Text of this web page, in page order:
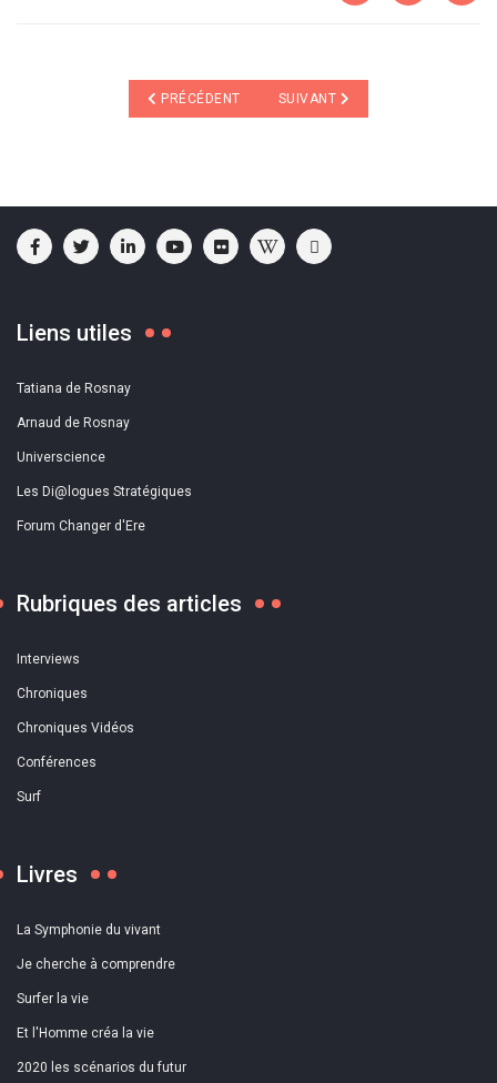
ARTICLE PRÉCÉDENT : RENCONTRES NATIONALES
PRÉCÉDENT ARTICLE SUIVANT :
SUIVANT
Liens utiles
Tatiana de Rosnay
Arnaud de Rosnay
Universcience
Les Di@logues Stratégiques
Forum Changer d'Ere
Rubriques des articles
Interviews
Chroniques
Chroniques Vidéos
Conférences
Surf
Livres
La Symphonie du vivant
Je cherche à comprendre
Surfer la vie
Et l'Homme créa la vie
2020 les scénarios du futur